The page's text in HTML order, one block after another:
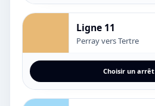
Ligne 11
Perray vers Tertre
Choisir un arrêt